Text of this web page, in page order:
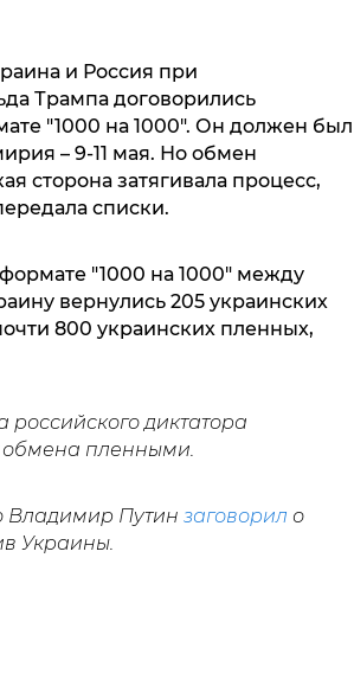
и Россия при
Трампа договорились
"1000 на 1000". Он должен был
– 9-11 мая. Но обмен
сторона затягивала процесс,
списки.
"1000 на 1000" между
вернулись 205 украинских
800 украинских пленных,
российского диктатора
обмена пленными.
Владимир Путин заговорил о
Украины.